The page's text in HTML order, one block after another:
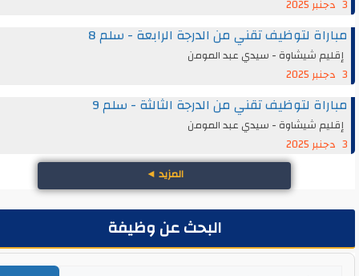
لتوظيف تقني من الدرجة الرابعة - سلم 8
شيشاوة - سيدي عبد المومن
لتوظيف تقني من الدرجة الثالثة - سلم 9
شيشاوة - سيدي عبد المومن
◄
البحث عن وظيفة